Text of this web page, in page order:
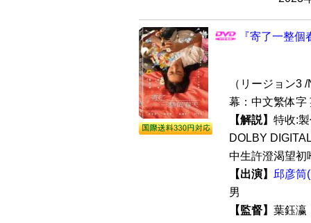
『寄了一整
（リージョン3
幕：中文繁体字
【解説】 特收:
DOLBY
中生許澄渴望初
【出演】 邱彦筒
男
【監督】 葉鈺